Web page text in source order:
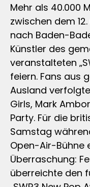
Mehr als 40.000
zwischen dem
nach Baden-
Künstler des
veranstalteten
feiern. Fans aus
Ausland
Girls, Mark
Party. Für die
Samstag
Open-Air-Bühne
Überraschung:
überreichte den